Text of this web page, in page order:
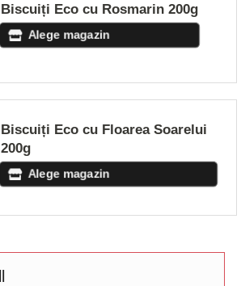
Biscuiți Eco cu Rosmarin 200g
Alege magazin
Biscuiți Eco cu Floarea Soarelui
200g
Alege magazin